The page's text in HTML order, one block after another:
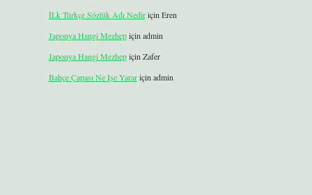
İLk Türkçe Sözlük Adı Nediriçin Eren
Japonya Hangi Mezhepiçin admin
Japonya Hangi Mezhepiçin Zafer
Bahçe Çapası Ne Işe Yarariçin admin